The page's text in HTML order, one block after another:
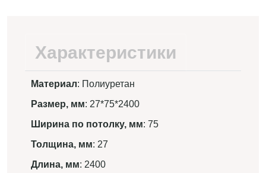
Характеристики
Материал: Полиуретан
Размер, мм: 27*75*2400
Ширина по потолку, мм: 75
Толщина, мм: 27
Длина, мм: 2400